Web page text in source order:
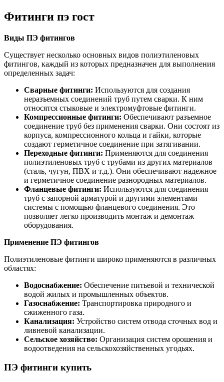
Фитинги пэ гост
Виды ПЭ фитингов
Существует несколько основных видов полиэтиленовых
фитингов, каждый из которых предназначен для выполнения
определенных задач:
Сварные фитинги: Используются для создания
неразъемных соединений труб путем сварки. К ним
относятся стыковые и электромуфтовые фитинги.
Компрессионные фитинги: Обеспечивают разъемное
соединение труб без применения сварки. Они состоят из
корпуса, компрессионного кольца и гайки, которые
создают герметичное соединение при затягивании.
Переходные фитинги: Применяются для соединения
полиэтиленовых труб с трубами из других материалов
(сталь, чугун, ПВХ и т.д.). Они обеспечивают надежное
и герметичное соединение разнородных материалов.
Фланцевые фитинги: Используются для соединения
труб с запорной арматурой и другими элементами
системы с помощью фланцевого соединения. Это
позволяет легко производить монтаж и демонтаж
оборудования.
Применение ПЭ фитингов
Полиэтиленовые фитинги широко применяются в различных
областях:
Водоснабжение: Обеспечение питьевой и технической
водой жилых и промышленных объектов.
Газоснабжение: Транспортировка природного и
сжиженного газа.
Канализация: Устройство систем отвода сточных вод и
ливневой канализации.
Сельское хозяйство: Организация систем орошения и
водоотведения на сельскохозяйственных угодьях.
ПЭ фитинги купить